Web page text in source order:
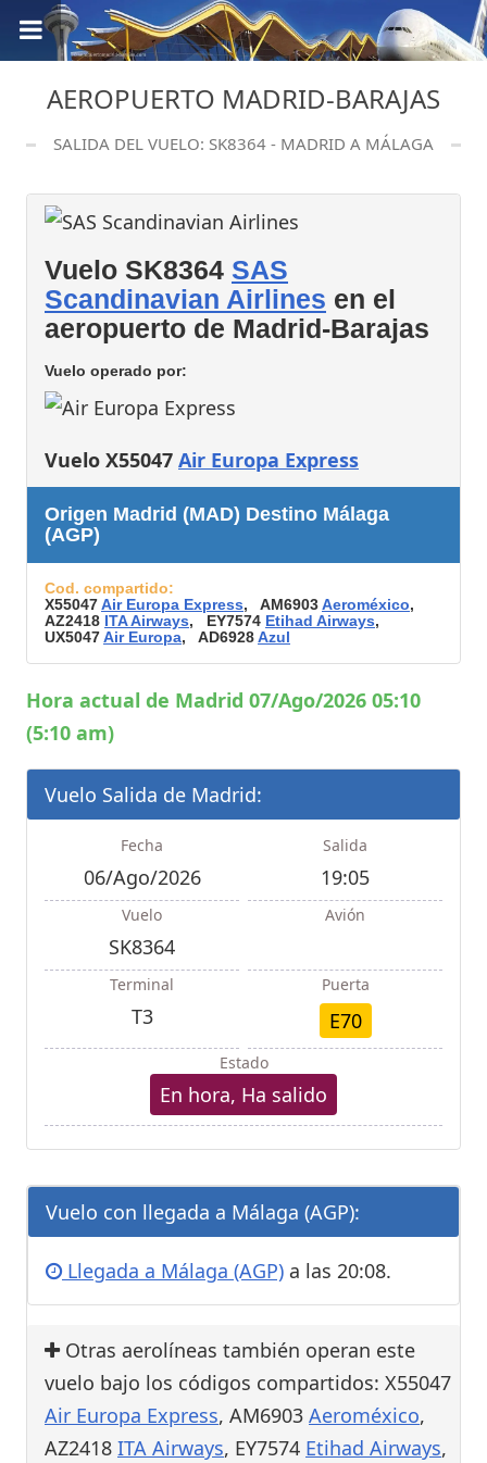
AEROPUERTO MADRID-BARAJAS
SALIDA DEL VUELO: SK8364 - MADRID A MÁLAGA
Vuelo SK8364 SAS
Scandinavian Airlines en el
aeropuerto de Madrid-Barajas
Vuelo operado por:
Vuelo X55047 Air Europa Express
Origen Madrid (MAD) Destino Málaga
(AGP)
Cod. compartido:
X55047Air Europa Express, AM6903Aeroméxico,
AZ2418 ITA Airways, EY7574 Etihad Airways,
UX5047Air Europa, AD6928Azul
Hora actual de Madrid 07/Ago/2026 05:10
(5:10 am)
Vuelo Salida de Madrid:
Fecha
06/Ago/2026
Salida
19:05
Vuelo
SK8364
Avión
Terminal
T3
Puerta
E70
Estado
En hora, Ha salido
Vuelo con llegada a Málaga (AGP):
Llegada a Málaga (AGP) a las 20:08.
Otras aerolíneas también operan este
vuelo bajo los códigos compartidos: X55047
Air Europa Express, AM6903 Aeroméxico,
AZ2418 ITA Airways, EY7574 Etihad Airways,